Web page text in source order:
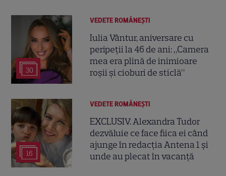
30
VEDETE ROMÂNEŞTI
Iulia Vântur, aniversare cu
peripeții la 46 de ani: „Camera
mea era plină de inimioare
roșii și cioburi de sticlă”
16
VEDETE ROMÂNEŞTI
EXCLUSIV. Alexandra Tudor
dezvăluie ce face fiica ei când
ajunge în redacția Antena 1 și
unde au plecat în vacanță